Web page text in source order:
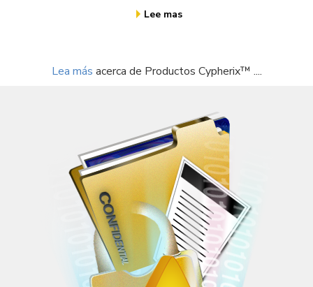
Lee mas
Lea más acerca de Productos Cypherix™ ....